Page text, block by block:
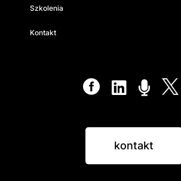
Szkolenia
Kontakt
   
kontakt